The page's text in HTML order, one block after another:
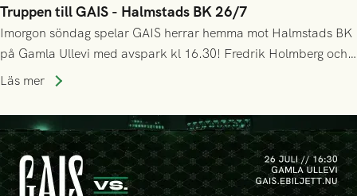
Truppen till GAIS - Halmstads BK 26/7
Imorgon söndag spelar GAIS herrar hemma mot Halmstads BK
på Gamla Ullevi med avspark kl 16.30! Fredrik Holmberg och
ledarstaben har tagit ut följande trupp till matchen:
Läs mer